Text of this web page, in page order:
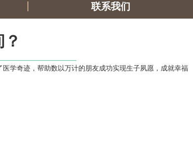
联系我们
学奇迹，帮助数以万计的朋友成功实现生子夙愿，成就幸福